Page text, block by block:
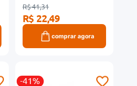
R$ 41,31
R$ 22,49
comprar agora
-41%